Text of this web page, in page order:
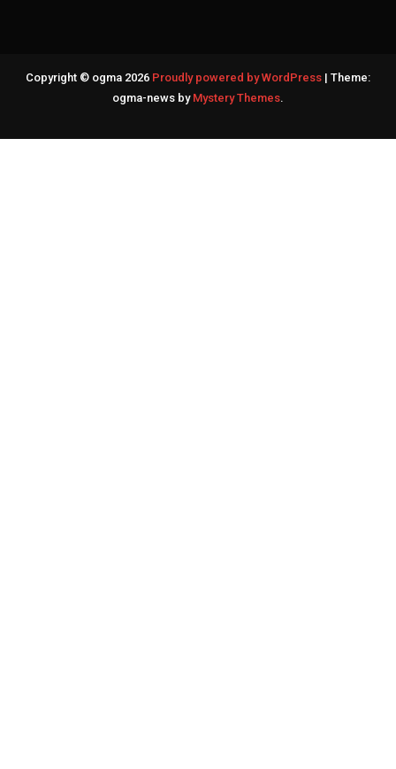
Copyright © ogma 2026 Proudly powered by WordPress | Theme:
ogma-news by Mystery Themes.